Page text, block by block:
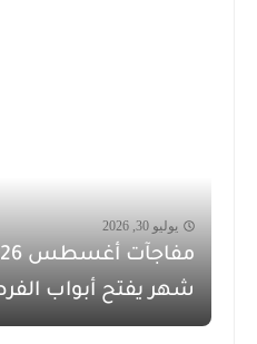
يوليو 30, 2026
شهر يفتح أبواب